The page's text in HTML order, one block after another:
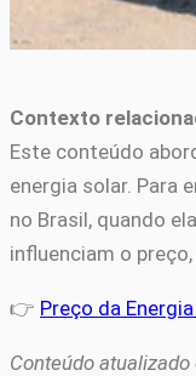
Contexto
Este conteúdo
energia solar. Para
no Brasil, quando
influenciam o
👉 Preço da
Conteúdo atualizado